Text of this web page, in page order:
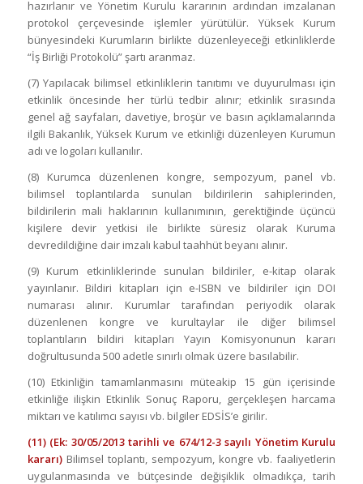
hazırlanır ve Yönetim Kurulu kararının ardından imzalanan
protokol çerçevesinde işlemler yürütülür. Yüksek Kurum
bünyesindeki Kurumların birlikte düzenleyeceği etkinliklerde
“İş Birliği Protokolü” şartı aranmaz.
(7) Yapılacak bilimsel etkinliklerin tanıtımı ve duyurulması için
etkinlik öncesinde her türlü tedbir alınır; etkinlik sırasında
genel ağ sayfaları, davetiye, broşür ve basın açıklamalarında
ilgili Bakanlık, Yüksek Kurum ve etkinliği düzenleyen Kurumun
adı ve logoları kullanılır.
(8) Kurumca düzenlenen kongre, sempozyum, panel vb.
bilimsel toplantılarda sunulan bildirilerin sahiplerinden,
bildirilerin mali haklarının kullanımının, gerektiğinde üçüncü
kişilere devir yetkisi ile birlikte süresiz olarak Kuruma
devredildiğine dair imzalı kabul taahhüt beyanı alınır.
(9) Kurum etkinliklerinde sunulan bildiriler, e-kitap olarak
yayınlanır. Bildiri kitapları için e-ISBN ve bildiriler için DOI
numarası alınır. Kurumlar tarafından periyodik olarak
düzenlenen kongre ve kurultaylar ile diğer bilimsel
toplantıların bildiri kitapları Yayın Komisyonunun kararı
doğrultusunda 500 adetle sınırlı olmak üzere basılabilir.
(10) Etkinliğin tamamlanmasını müteakip 15 gün içerisinde
etkinliğe ilişkin Etkinlik Sonuç Raporu, gerçekleşen harcama
miktarı ve katılımcı sayısı vb. bilgiler EDSİS’e girilir.
(11) (Ek: 30/05/2013 tarihli ve 674/12-3 sayılı Yönetim Kurulu
kararı)Bilimsel toplantı, sempozyum, kongre vb. faaliyetlerin
uygulanmasında ve bütçesinde değişiklik olmadıkça, tarih